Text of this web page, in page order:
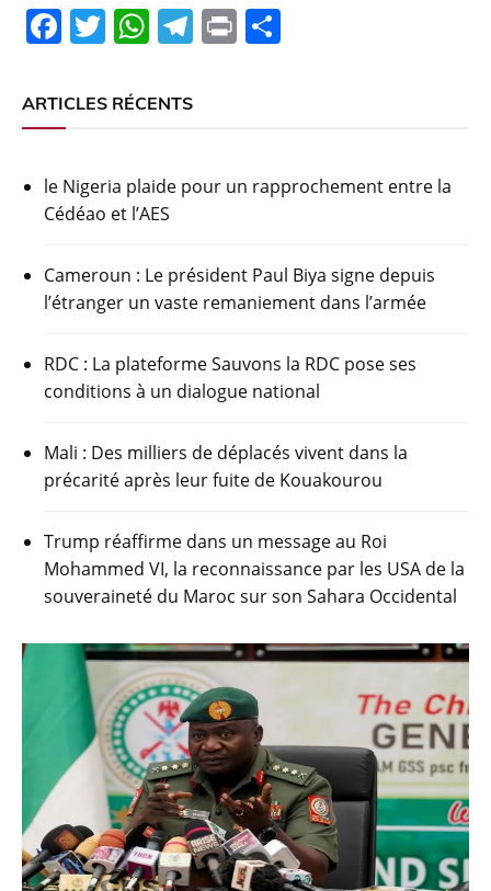
F
a
c
e
o
o
k
T
w
itt
W
h
at
p
p
T
el
m
Pr
in
ARTICLES RÉCENTS
le Nigeria plaide pour un rapprochement entre la
Cédéao et l’AES
Cameroun : Le président Paul Biya signe depuis
l’étranger un vaste remaniement dans l’armée
RDC : La plateforme Sauvons la RDC pose ses
conditions à un dialogue national
Mali : Des milliers de déplacés vivent dans la
précarité après leur fuite de Kouakourou
Trump réaffirme dans un message au Roi
Mohammed VI, la reconnaissance par les USA de la
souveraineté du Maroc sur son Sahara Occidental